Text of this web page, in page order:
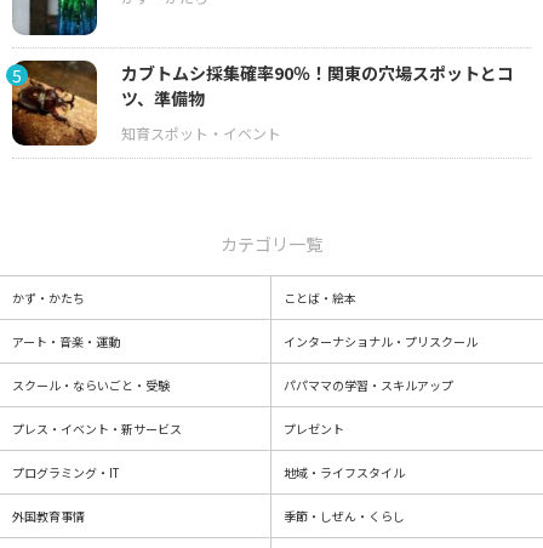
5
カブトムシ採集確率90％！関東の穴場スポットとコ
ツ、準備物
カテゴリ一覧
かず・かたち ことば・絵本
アート・音楽・運動 インターナショナル・プリスクール
スクール・ならいごと・受験 パパママの学習・スキルアップ
プレス・イベント・新サービス プレゼント
プログラミング・IT 地域・ライフスタイル
外国教育事情 季節・しぜん・くらし